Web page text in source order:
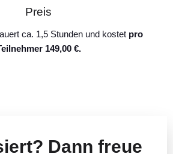
Preis
ca. 1,5 Stunden und kostet pro
149,00 €.
Dann freue